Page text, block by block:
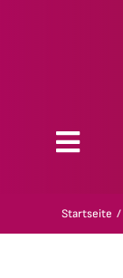
Toggle
Startseite